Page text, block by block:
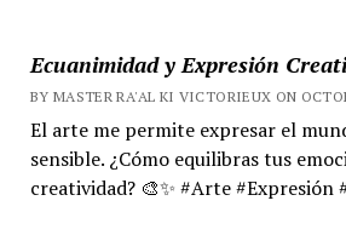
Ecuanimidad y Expresión
BY MASTER RA'AL KI VICTORIEUX ON
El arte me permite expresar el
sensible. ¿Cómo equilibras tus
creatividad? 🎨✨ #Arte #Expresión